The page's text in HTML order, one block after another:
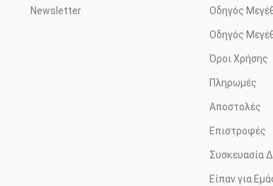
Newsletter Οδηγός
Οδηγός
Όροι Χρήσης
Πληρωμές
Αποστολές
Επιστροφές
Συσκευασία
Είπαν για